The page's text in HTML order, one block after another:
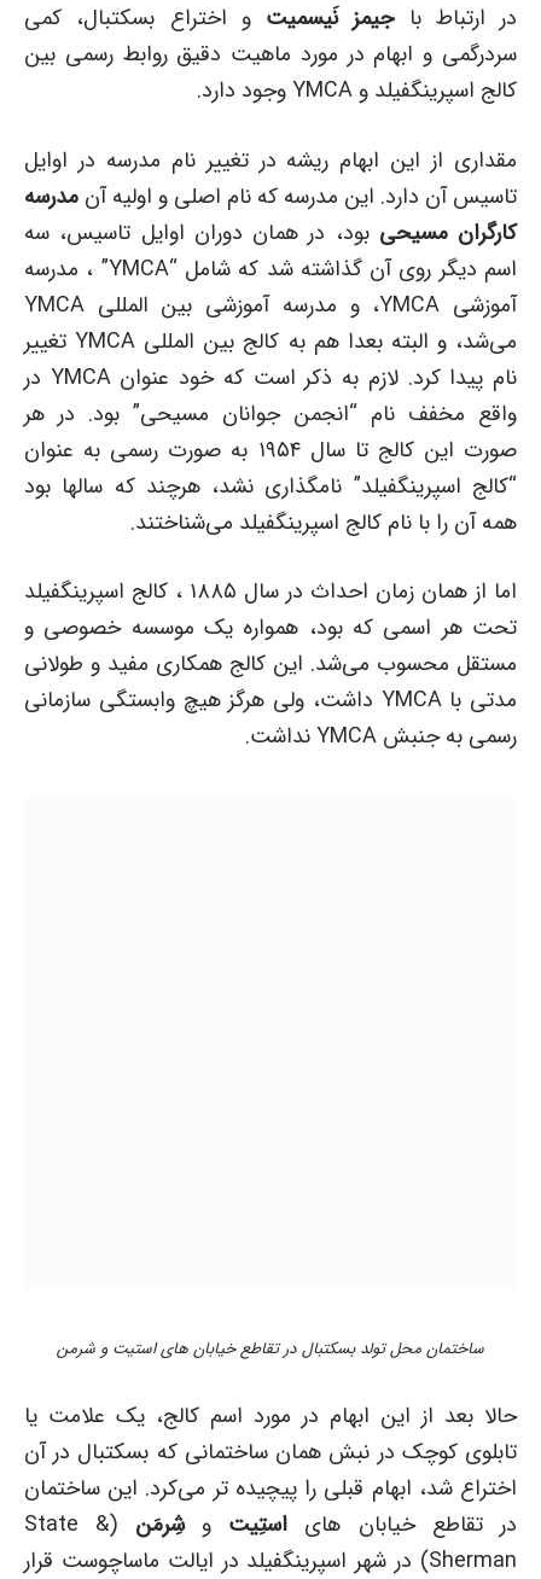
در ارتباط باجیمز نَیسمیت و اختراع بسکتبال، کمی
سردرگمی و ابهام در مورد ماهیت دقیق روابط رسمی بین
کالج اسپرینگفیلد و YMCA وجود دارد.
مقداری از این ابهام ریشه در تغییر نام مدرسه در اوایل
تاسیس آن دارد. این مدرسه که نام اصلی و اولیه آن مدرسه
کارگران مسیحی بود، در همان دوران اوایل تاسیس، سه
اسم دیگر روی آن گذاشته شد که شامل “YMCA” ، مدرسه
آموزشی YMCA، و مدرسه آموزشی بین المللی YMCA
می‌شد، و البته بعدا هم به کالج بین المللی YMCA تغییر
نام پیدا کرد. لازم به ذکر است که خود عنوان YMCA در
واقع مخفف نام “انجمن جوانان مسیحی” بود. در هر
صورت این کالج تا سال ۱۹۵۴ به صورت رسمی به عنوان
“کالج اسپرینگفیلد” نامگذاری نشد، هرچند که سالها بود
همه آن را با نام کالج اسپرینگفیلد می‌شناختند.
اما از همان زمان احداث در سال ۱۸۸۵ ، کالج اسپرینگفیلد
تحت هر اسمی که بود، همواره یک موسسه خصوصی و
مستقل محسوب می‌شد. این کالج همکاری مفید و طولانی
مدتی با YMCA داشت، ولی هرگز هیچ وابستگی سازمانی
رسمی به جنبش YMCA نداشت.
ساختمان محل تولد بسکتبال در تقاطع خیابان های استیت و شرمن
حالا بعد از این ابهام در مورد اسم کالج، یک علامت یا
تابلوی کوچک در نبش همان ساختمانی که بسکتبال در آن
اختراع شد، ابهام قبلی را پیچیده تر می‌کرد. این ساختمان
در تقاطع خیابان های استِیت وشِرمَن
(State &
Sherman) در شهر اسپرینگفیلد در ایالت ماساچوست قرار